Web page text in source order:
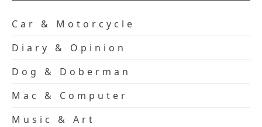
Car & Motorcycle
Diary & Opinion
Dog & Doberman
Mac & Computer
Music & Art